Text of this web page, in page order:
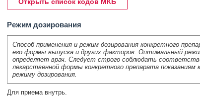
Режим дозирования
Способ применения и режим дозирования конкретного
его формы выпуска и других факторов. Оптимальный
определяет врач. Следует строго соблюдать
лекарственной формы конкретного препарата показаниям
режиму дозирования.
Для приема внутрь.